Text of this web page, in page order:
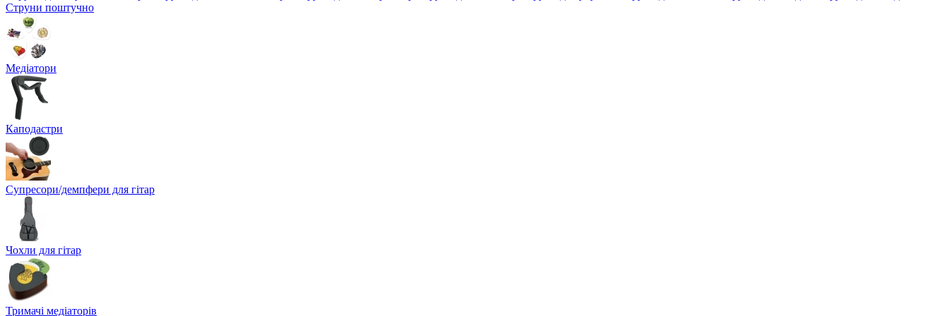
Струни поштучно
Медіатори
Каподастри
Супресори/демпфери для гітар
Чохли для гітар
Тримачі медіаторів